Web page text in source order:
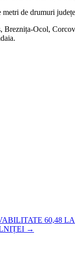
de drumuri
Breznița-Ocol,
60,48
→